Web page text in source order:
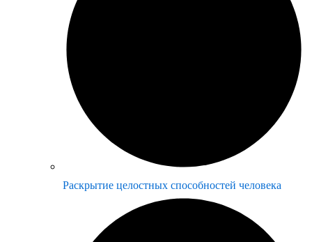
Раскрытие целостных способностей человека